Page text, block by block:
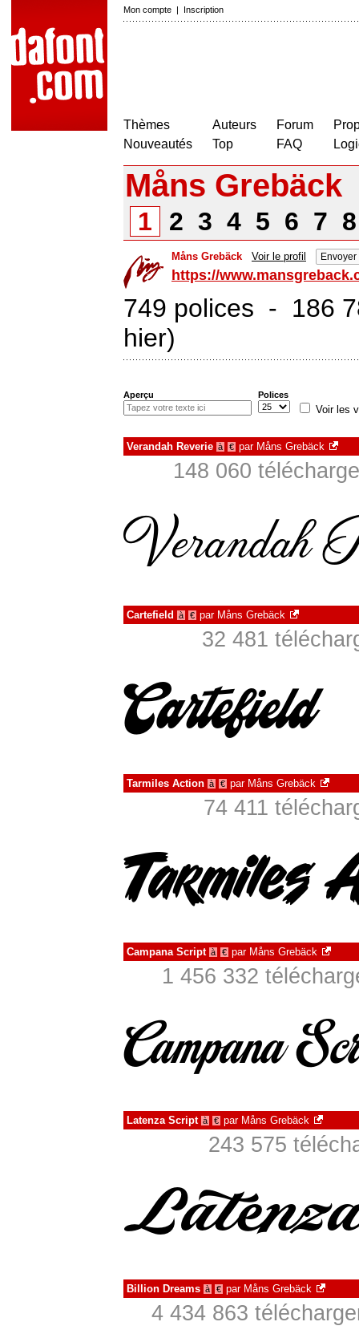
Mon compte | Inscription
Thèmes
Nouveautés
Auteurs
Top
Forum
FAQ
Måns Grebäck
1 2 3 4 5 6 7
Måns Grebäck Voir le profil
https://
749 polices - 186
hier)
Aperçu Polices
Voir les
Verandah Reverie à € par Måns Grebäck
148 060
Cartefield à € par Måns Grebäck
32 481
Tarmiles Action à € par Måns Grebäck
74 411
Campana Script à € par Måns Grebäck
1 456 332
Latenza Script à € par Måns Grebäck
243 575
Billion Dreams à € par Måns Grebäck
4 434 863